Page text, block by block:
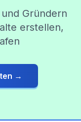
Gründern
erstellen,
→